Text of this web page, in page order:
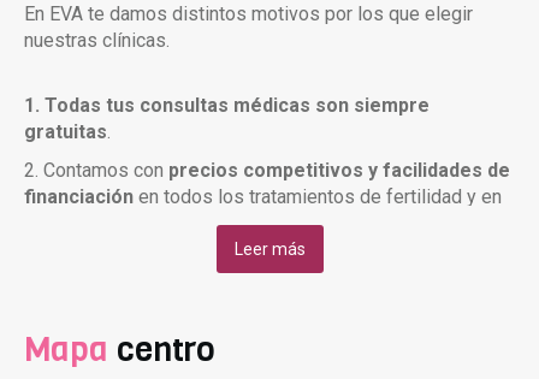
En EVA te damos distintos motivos por los que elegir
nuestras clínicas.
1. Todas tus consultas médicas son siempre
gratuitas
2. Contamos con precios competitivos y facilidades de
financiación en todos los tratamientos de fertilidad y en
amplio horarioque se adapta al ritmo
4.Un equipo de ginecólogos te acompañará durante
Leer más
Mapa centro